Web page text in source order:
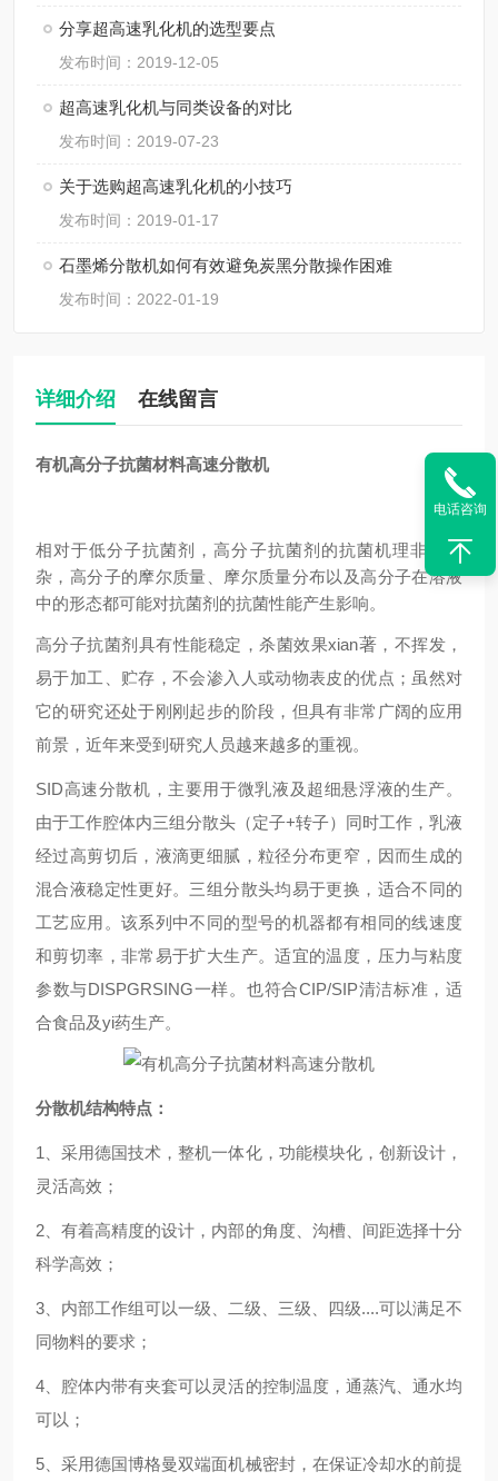
分享超高速乳化机的选型要点
发布时间：2019-12-05
超高速乳化机与同类设备的对比
发布时间：2019-07-23
关于选购超高速乳化机的小技巧
发布时间：2019-01-17
石墨烯分散机如何有效避免炭黑分散操作困难
发布时间：2022-01-19
详细介绍 在线留言
有机高分子抗菌材料高速分散机
相对于低分子抗菌剂，高分子抗菌剂的抗菌机理非常复
杂，高分子的摩尔质量、摩尔质量分布以及高分子在溶液
中的形态都可能对抗菌剂的抗菌性能产生影响。
高分子抗菌剂具有性能稳定，杀菌效果xian著 ，不挥发，
易于加工、贮存，不会渗入人或动物表皮的优点；虽然对
它的研究还处于刚刚起步的阶段，但具有非常广阔的应用
前景，近年来受到研究人员越来越多的重视。
SID高速分散机，主要用于微乳液及超细悬浮液的生产。
由于工作腔体内三组分散头（定子+转子）同时工作，乳液
经过高剪切后，液滴更细腻，粒径分布更窄，因而生成的
混合液稳定性更好。三组分散头均易于更换，适合不同的
工艺应用。该系列中不同的型号的机器都有相同的线速度
和剪切率，非常易于扩大生产。适宜的温度，压力与粘度
参数与DISPGRSING一样。也符合CIP/SIP清洁标准，适
合食品及yi药生产。
分散机结构特点：
1、采用德国技术，整机一体化，功能模块化，创新设计，
灵活高效；
2、有着高精度的设计，内部的角度、沟槽、间距选择十分
科学高效；
3、内部工作组可以一级、二级、三级、四级....可以满足不
同物料的要求；
4、腔体内带有夹套可以灵活的控制温度，通蒸汽、通水均
可以；
5、采用德国博格曼双端面机械密封，在保证冷却水的前提
电话咨询